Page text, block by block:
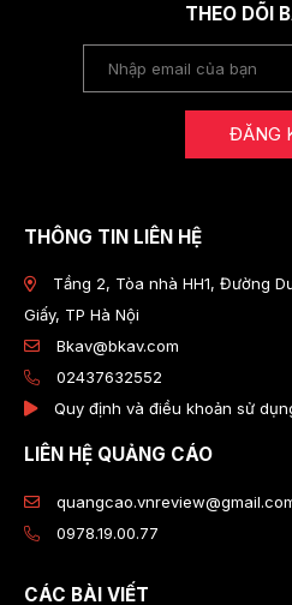
THEO DÕI
ĐĂNG
THÔNG TIN LIÊN HỆ
Tầng 2, Tòa nhà HH1, Đường
Giấy, TP Hà Nội
Bkav@bkav.com
02437632552
Quy định và điều khoản sử
LIÊN HỆ QUẢNG CÁO
0978.19.00.77
CÁC BÀI VIẾT